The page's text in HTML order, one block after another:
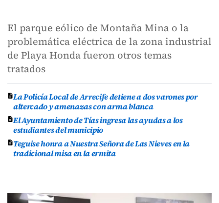
El parque eólico de Montaña Mina o la
problemática eléctrica de la zona industrial
de Playa Honda fueron otros temas
tratados
La Policía Local de Arrecife detiene a dos varones por
altercado y amenazas con arma blanca
El Ayuntamiento de Tías ingresa las ayudas a los
estudiantes del municipio
Teguise honra a Nuestra Señora de Las Nieves en la
tradicional misa en la ermita